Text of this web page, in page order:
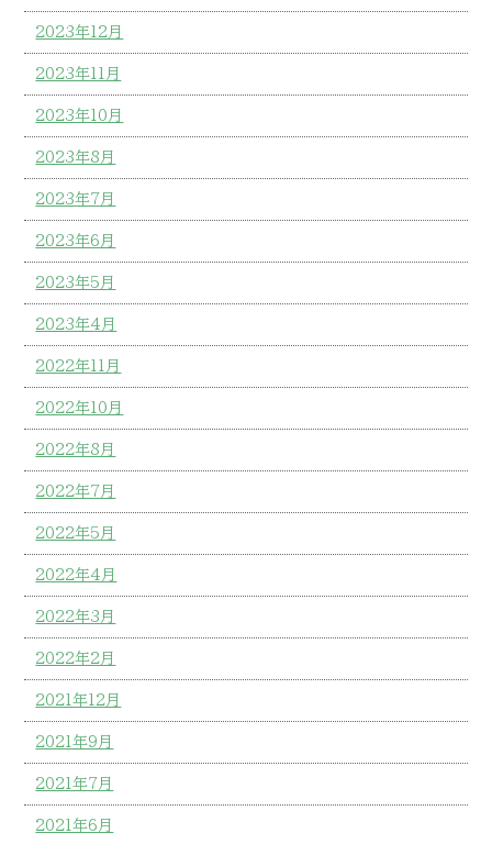
2023年12月
2023年11月
2023年10月
2023年8月
2023年7月
2023年6月
2023年5月
2023年4月
2022年11月
2022年10月
2022年8月
2022年7月
2022年5月
2022年4月
2022年3月
2022年2月
2021年12月
2021年9月
2021年7月
2021年6月